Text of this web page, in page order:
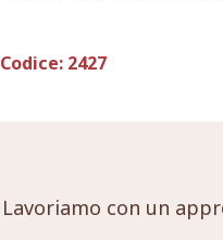
Codice: 2427
Lavoriamo con un